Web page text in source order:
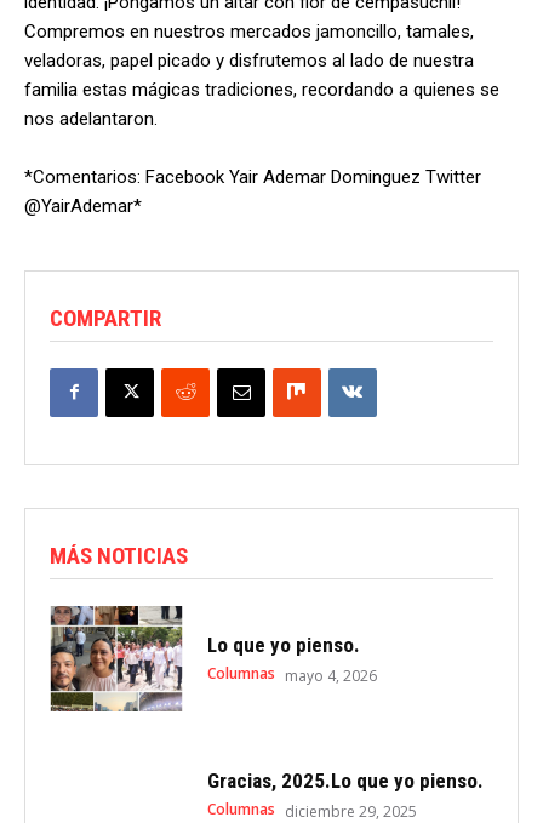
Compremos en nuestros mercados jamoncillo, tamales,
veladoras, papel picado y disfrutemos al lado de nuestra
familia estas mágicas tradiciones, recordando a quienes se
nos adelantaron.
*Comentarios: Facebook Yair Ademar Dominguez Twitter
@YairAdemar*
COMPARTIR
MÁS NOTICIAS
Lo que yo pienso.
Columnas mayo 4, 2026
Gracias, 2025.Lo que yo pienso.
Columnas diciembre 29, 2025